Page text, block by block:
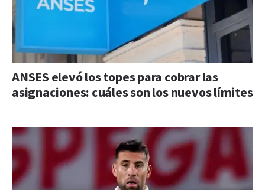
ANSES elevó los topes para cobrar las
asignaciones: cuáles son los nuevos límites